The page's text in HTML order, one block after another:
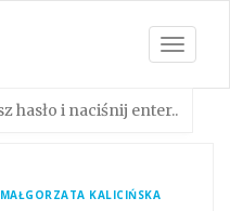
Toggle
MAŁGORZATA KALICIŃSKA